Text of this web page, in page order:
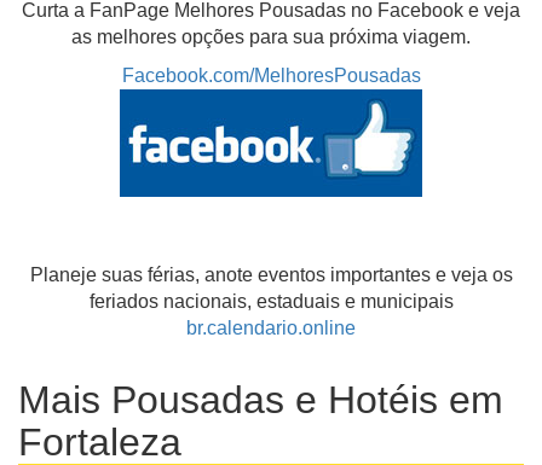
Curta a FanPage Melhores Pousadas no Facebook e veja
as melhores opções para sua próxima viagem.
Facebook.com/MelhoresPousadas
Planeje suas férias, anote eventos importantes e veja os
feriados nacionais, estaduais e municipais
br.calendario.online
Mais Pousadas e Hotéis em
Fortaleza